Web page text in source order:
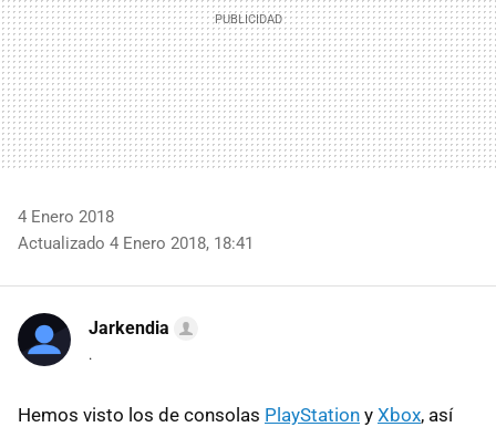
4 Enero 2018
Actualizado 4 Enero 2018, 18:41
Jarkendia
.
Hemos visto los de consolas PlayStation y Xbox, así